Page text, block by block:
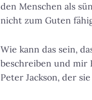
den Menschen als
nicht zum Guten
Wie kann das sein,
beschreiben und mir
Peter Jackson, der